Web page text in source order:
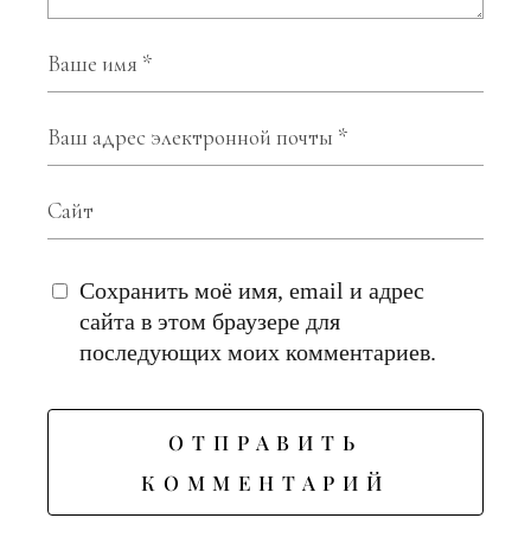
Сохранить моё имя, email и адрес
сайта в этом браузере для
последующих моих комментариев.
ОТПРАВИТЬ
КОММЕНТАРИЙ